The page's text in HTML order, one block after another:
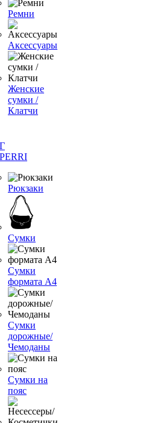
Ремни
Аксессуары
Женские
сумки /
Клатчи
Рюкзаки
Сумки
Сумки
формата А4
Сумки
дорожные/
Чемоданы
Сумки на
пояс